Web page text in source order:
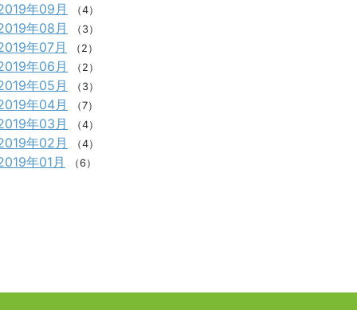
年09月 （4）
年08月 （3）
年07月 （2）
年06月 （2）
年05月 （3）
年04月 （7）
年03月 （4）
年02月 （4）
年01月 （6）